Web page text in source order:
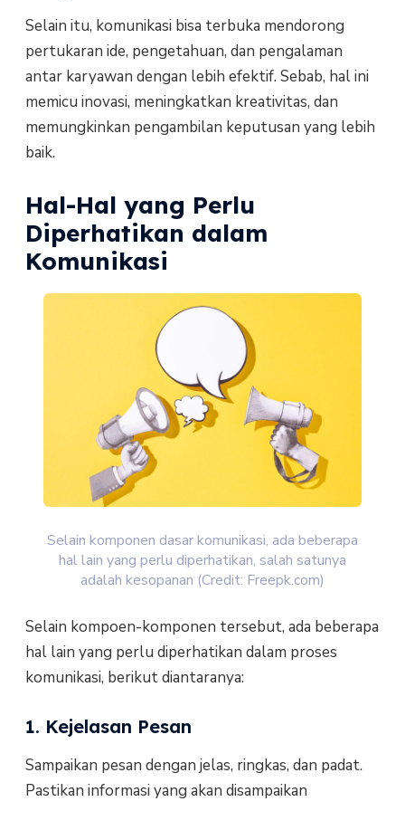
Selain itu, komunikasi bisa terbuka mendorong
pertukaran ide, pengetahuan, dan pengalaman
antar karyawan dengan lebih efektif. Sebab, hal ini
memicu inovasi, meningkatkan kreativitas, dan
memungkinkan pengambilan keputusan yang lebih
baik.
Hal-Hal yang Perlu
Diperhatikan dalam
Komunikasi
Selain komponen dasar komunikasi, ada beberapa
hal lain yang perlu diperhatikan, salah satunya
adalah kesopanan (Credit: Freepk.com)
Selain kompoen-komponen tersebut, ada beberapa
hal lain yang perlu diperhatikan dalam proses
komunikasi, berikut diantaranya:
1. Kejelasan Pesan
Sampaikan pesan dengan jelas, ringkas, dan padat.
Pastikan informasi yang akan disampaikan